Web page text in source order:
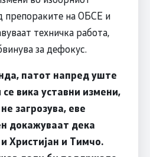
препораките на ОБСЕ и
техничка работа,
за дефокус.
патот напред уште
вика уставни измени,
загрозува, еве
докажуваат дека
Христијан и Тимчо.